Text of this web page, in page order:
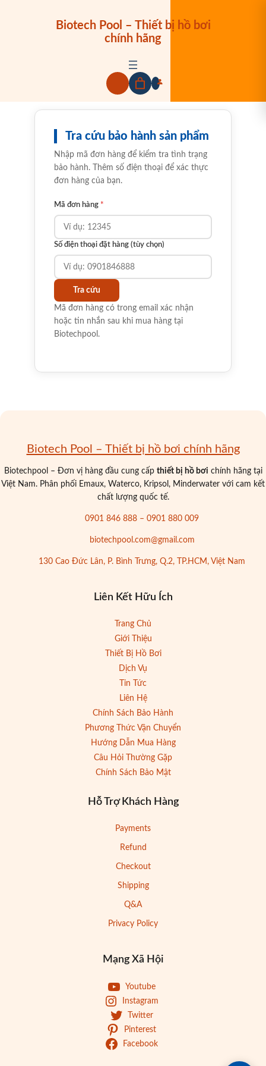
Biotech Pool – Thiết bị hồ bơi
chính hãng
Tra cứu bảo hành sản phẩm
Nhập mã đơn hàng để kiểm tra tình trạng
bảo hành. Thêm số điện thoại để xác thực
đơn hàng của bạn.
Mã đơn hàng *
Số điện thoại đặt hàng (tùy chọn)
Tra cứu
Mã đơn hàng có trong email xác nhận
hoặc tin nhắn sau khi mua hàng tại
Biotechpool.
Biotech Pool – Thiết bị hồ bơi chính hãng
Biotechpool – Đơn vị hàng đầu cung cấp thiết bị hồ bơi chính hãng tại
Việt Nam. Phân phối Emaux, Waterco, Kripsol, Minderwater với cam kết
chất lượng quốc tế.
0901 846 888 – 0901 880 009
biotechpool.com@gmail.com
130 Cao Đức Lân, P. Bình Trưng, Q.2, TP.HCM, Việt Nam
Liên Kết Hữu Ích
Trang Chủ
Giới Thiệu
Thiết Bị Hồ Bơi
Dịch Vụ
Tin Tức
Liên Hệ
Chính Sách Bảo Hành
Phương Thức Vận Chuyển
Hướng Dẫn Mua Hàng
Câu Hỏi Thường Gặp
Chính Sách Bảo Mật
Hỗ Trợ Khách Hàng
Payments
Refund
Checkout
Shipping
Q&A
Privacy Policy
Mạng Xã Hội
Youtube
Instagram
Twitter
Pinterest
Facebook